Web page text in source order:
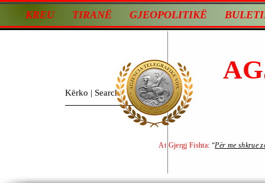
KREU TIRANË GJEOPOLITIKË
At Gjergj Fishta: “Për me shkrue